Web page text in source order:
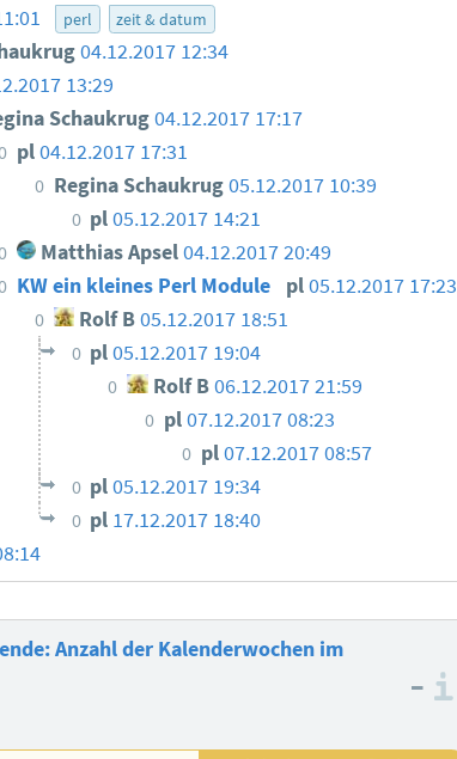
perl zeit & datum
04.12.2017 12:34
13:29
Schaukrug04.12.2017 17:17
pl04.12.2017 17:31
0 Regina Schaukrug05.12.2017 10:39
0 pl05.12.2017 14:21
Matthias Apsel04.12.2017 20:49
KW ein kleines Perl Module pl05.12.2017 17:23
0 Rolf B05.12.2017 18:51
0 pl05.12.2017 19:04
0 Rolf B06.12.2017 21:59
0 pl07.12.2017 08:23
0 pl07.12.2017 08:57
0 pl05.12.2017 19:34
0 pl 17.12.2017 18:40
Anzahl der Kalenderwochen im
–